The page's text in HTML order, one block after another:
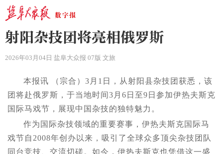
射阳杂技团将亮相俄罗斯
2026年03月04日 盐阜大众报 07版 文旅
本报讯 （宗合）3月1日，从射阳县杂技团获悉，该
团将赴俄罗斯，于当地时间3月6日至9日参加伊热夫斯克
国际马戏节，展现中国杂技的独特魅力。
作为国际杂技领域的重要赛事，伊热夫斯克国际马
戏节自2008年创办以来，吸引了全球众多顶尖杂技团队
同台竞技、交流切磋。如今，伊热夫斯克也凭借这一盛